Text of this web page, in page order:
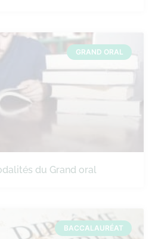
GRAND ORAL
du Grand oral
BACCALAURÉAT